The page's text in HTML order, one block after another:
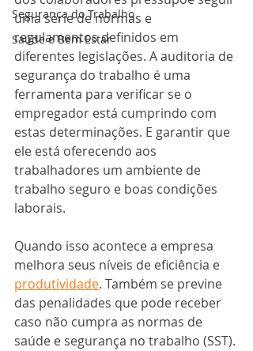
Segurança do Trabalho
Saúde e Bem Estar
uma série de normas e
regulamentos definidos em
diferentes legislações. A auditoria de
segurança do trabalho é uma
ferramenta para verificar se o
empregador está cumprindo com
estas determinações. E garantir que
ele está oferecendo aos
trabalhadores um ambiente de
trabalho seguro e boas condições
laborais.
Quando isso acontece a empresa
melhora seus níveis de eficiência e
produtividade. Também se previne
das penalidades que pode receber
caso não cumpra as normas de
saúde e segurança no trabalho (SST).